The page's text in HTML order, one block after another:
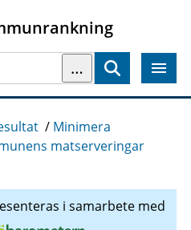
…
/ Minimera
matserveringar
i samarbete med